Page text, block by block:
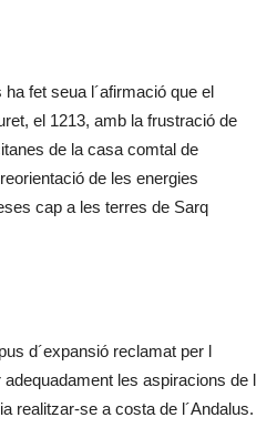
fet seua l´afirmació que el
el 1213, amb la frustració de
de la casa comtal de
de les energies
cap a les terres de Sarq
d´expansió reclamat per l
les aspiracions de l
realitzar-se a costa de l´Andalus.